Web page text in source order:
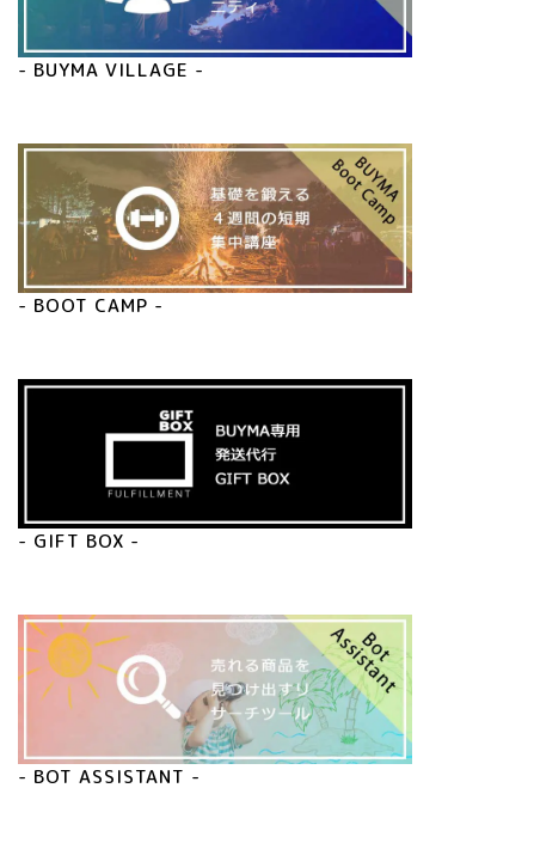
- BUYMA VILLAGE -
- BOOT CAMP -
- GIFT BOX -
- BOT ASSISTANT -